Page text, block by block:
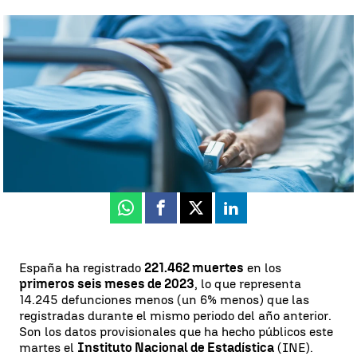
Causas de muerte en España | iStock
Juan Sola
Actualizado:19 de diciembre de 2023, 15:38
19 de diciembre de 2023, 13:36
Whatsapp
Facebook
X Linkedin
España ha registrado 221.462 muertes en los
primeros seis meses de 2023, lo que representa
14.245 defunciones menos (un 6% menos) que las
registradas durante el mismo periodo del año anterior.
Son los datos provisionales que ha hecho públicos este
martes el Instituto Nacional de Estadística (INE).